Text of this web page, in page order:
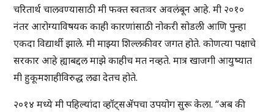
चरितार्थ चालवण्यासाठी मी फक्त स्वतःवर अवलंबून आहे. मी २०१०
नंतर आरोग्याविषयक काही कारणांसाठी नोकरी सोडली आणि पुन्हा
एकदा विद्यार्थी झाले. मी माझ्या शिल्लकीवर जगत होते. कोणत्या पक्षाचे
सरकार आहे ह्याबद्दल माझे काहीच मत नव्हते. मात्र खाजगी आयुष्यात
मी हुकूमशाहीविरुद्ध लढा देतच होते.
२०१४ मध्ये मी पहिल्यांदा व्हॉट्सॲपचा उपयोग सुरू केला. “अब की